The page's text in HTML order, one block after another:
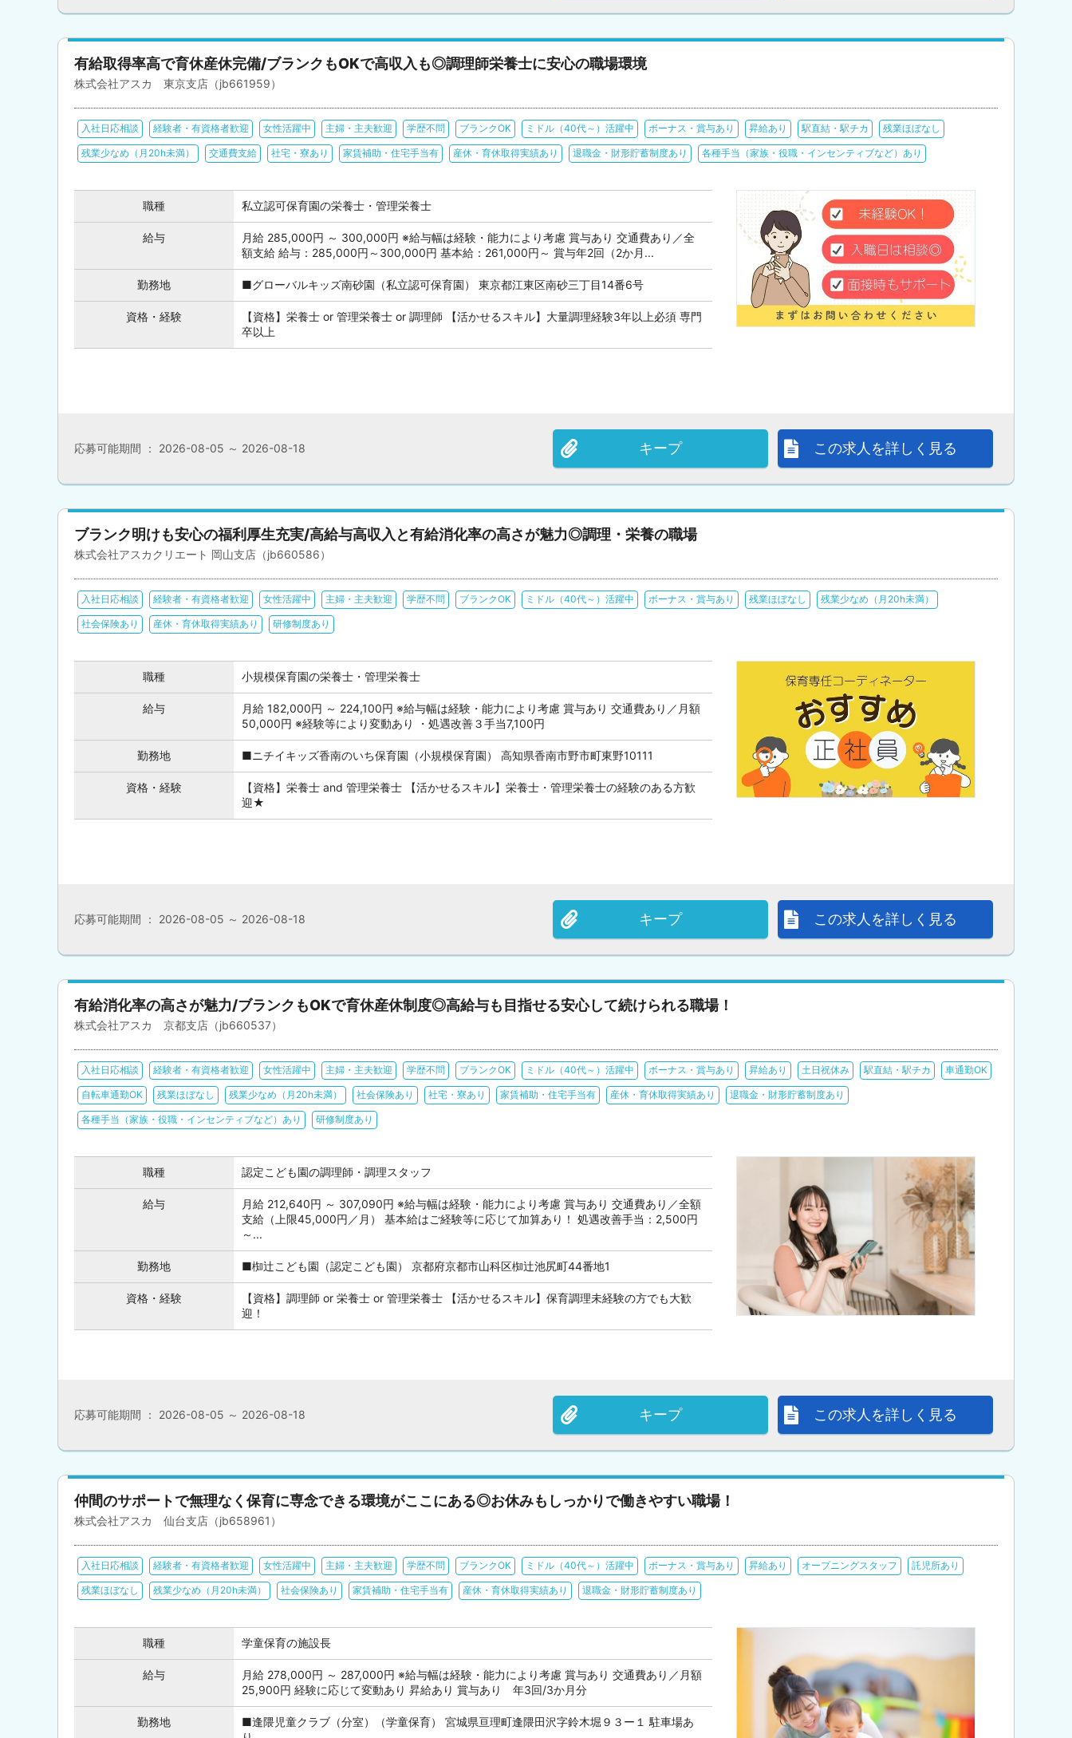
有給取得率高で育休産休完備/ブランクもOKで高収入も◎調理師栄養士に安心の職場環境
株式会社アスカ 東京支店（jb661959）
入社日応相談 経験者・有資格者歓迎 女性活躍中 主婦・主夫歓迎 学歴不問 ブランクOK ミドル（40代～）活躍中 ボーナス・賞与あり 昇給あり 駅直結・駅チカ 残業ほぼなし
残業少なめ（月20h未満） 交通費支給 社宅・寮あり 家賃補助・住宅手当有 産休・育休取得実績あり 退職金・財形貯蓄制度あり 各種手当（家族・役職・インセンティブなど）あり
職種 私立認可保育園の栄養士・管理栄養士
給与
月給 285,000円 ～ 300,000円 ※給与幅は経験・能力により考慮 賞与あり 交通費あり／全
額支給 給与：285,000円～300,000円 基本給：261,000円～ 賞与年2回（2か月...
勤務地 ■グローバルキッズ南砂園（私立認可保育園） 東京都江東区南砂三丁目14番6号
資格・経験
【資格】栄養士 or 管理栄養士 or 調理師 【活かせるスキル】大量調理経験3年以上必須 専門
卒以上
この求人を詳しく見る
キープ
応募可能期間 ： 2026-08-05 ～ 2026-08-18
ブランク明けも安心の福利厚生充実/高給与高収入と有給消化率の高さが魅力◎調理・栄養の職場
株式会社アスカクリエート 岡山支店（jb660586）
入社日応相談 経験者・有資格者歓迎 女性活躍中 主婦・主夫歓迎 学歴不問 ブランクOK ミドル（40代～）活躍中 ボーナス・賞与あり 残業ほぼなし 残業少なめ（月20h未満）
社会保険あり 産休・育休取得実績あり 研修制度あり
職種 小規模保育園の栄養士・管理栄養士
給与
月給 182,000円 ～ 224,100円 ※給与幅は経験・能力により考慮 賞与あり 交通費あり／月額
50,000円 ※経験等により変動あり ・処遇改善３手当7,100円
勤務地 ■ニチイキッズ香南のいち保育園（小規模保育園） 高知県香南市野市町東野10111
資格・経験
【資格】栄養士 and 管理栄養士 【活かせるスキル】栄養士・管理栄養士の経験のある方歓
迎★
この求人を詳しく見る
キープ
応募可能期間 ： 2026-08-05 ～ 2026-08-18
有給消化率の高さが魅力/ブランクもOKで育休産休制度◎高給与も目指せる安心して続けられる職場！
株式会社アスカ 京都支店（jb660537）
入社日応相談 経験者・有資格者歓迎 女性活躍中 主婦・主夫歓迎 学歴不問 ブランクOK ミドル（40代～）活躍中 ボーナス・賞与あり 昇給あり 土日祝休み 駅直結・駅チカ 車通勤OK
自転車通勤OK 残業ほぼなし 残業少なめ（月20h未満） 社会保険あり 社宅・寮あり 家賃補助・住宅手当有 産休・育休取得実績あり 退職金・財形貯蓄制度あり
各種手当（家族・役職・インセンティブなど）あり 研修制度あり
職種 認定こども園の調理師・調理スタッフ
給与
月給 212,640円 ～ 307,090円 ※給与幅は経験・能力により考慮 賞与あり 交通費あり／全額
支給（上限45,000円／月） 基本給はご経験等に応じて加算あり！ 処遇改善手当：2,500円
～...
勤務地 ■椥辻こども園（認定こども園） 京都府京都市山科区椥辻池尻町44番地1
資格・経験
【資格】調理師 or 栄養士 or 管理栄養士 【活かせるスキル】保育調理未経験の方でも大歓
迎！
この求人を詳しく見る
キープ
応募可能期間 ： 2026-08-05 ～ 2026-08-18
仲間のサポートで無理なく保育に専念できる環境がここにある◎お休みもしっかりで働きやすい職場！
株式会社アスカ 仙台支店（jb658961）
入社日応相談 経験者・有資格者歓迎 女性活躍中 主婦・主夫歓迎 学歴不問 ブランクOK ミドル（40代～）活躍中 ボーナス・賞与あり 昇給あり オープニングスタッフ 託児所あり
残業ほぼなし 残業少なめ（月20h未満） 社会保険あり 家賃補助・住宅手当有 産休・育休取得実績あり 退職金・財形貯蓄制度あり
職種 学童保育の施設長
給与
月給 278,000円 ～ 287,000円 ※給与幅は経験・能力により考慮 賞与あり 交通費あり／月額
25,900円 経験に応じて変動あり 昇給あり 賞与あり 年3回/3か月分
勤務地
■逢隈児童クラブ（分室）（学童保育） 宮城県亘理町逢隈田沢字鈴木堀９３ー１ 駐車場あ